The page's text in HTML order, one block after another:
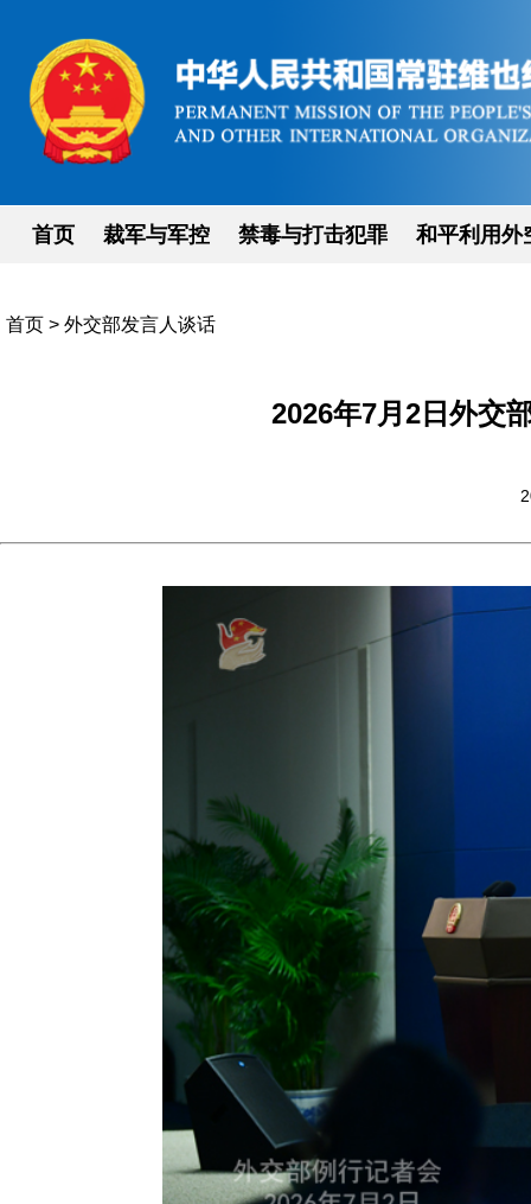
首页 裁军与军控 禁毒与打击犯罪 和平利用外
首页 > 外交部发言人谈话
2026年7月2日外交